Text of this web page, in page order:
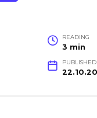
READING
3 min